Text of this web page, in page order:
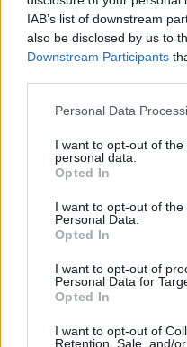
IAB’s list of downstream
also be disclosed by us to
Downstream Participants
Please note that this
not limited to your visit or
grant or deny consent to
use your data for below
consent section.
Personal Data
I want to opt-out of
personal data.
Opted In
I want to opt-out of the
Personal Data.
Opted In
I want to opt-out of
Personal Data for
Opted In
I want to opt-out of
Retention, Sale, and/
Ryan
új
Ezek
Potter
gsplus.hu